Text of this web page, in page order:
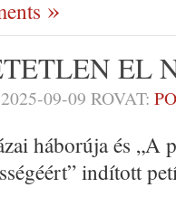
EL
2025-09-09 ROVAT:
háborúja és „A
indított